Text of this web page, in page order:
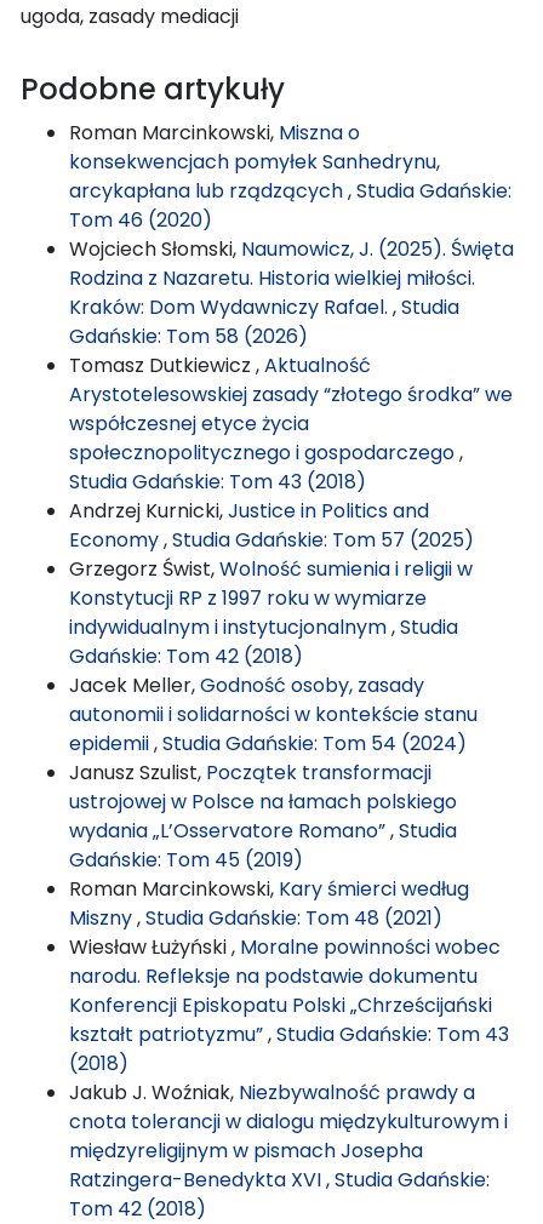
ugoda, zasady mediacji
Podobne artykuły
Roman Marcinkowski, Miszna o
konsekwencjach pomyłek Sanhedrynu,
arcykapłana lub rządzących,Studia Gdańskie:
Tom 46 (2020)
Wojciech Słomski, Naumowicz, J. (2025). Święta
Rodzina z Nazaretu. Historia wielkiej miłości.
Kraków: Dom Wydawniczy Rafael. ,Studia
Gdańskie: Tom 58 (2026)
Tomasz Dutkiewicz ,Aktualność
Arystotelesowskiej zasady “złotego środka” we
współczesnej etyce życia
społecznopolitycznego i gospodarczego,
Studia Gdańskie: Tom 43 (2018)
Andrzej Kurnicki,Justice in Politics and
Economy,Studia Gdańskie: Tom 57 (2025)
Grzegorz Świst,Wolność sumienia i religii w
Konstytucji RP z 1997 roku w wymiarze
indywidualnym i instytucjonalnym,Studia
Gdańskie: Tom 42 (2018)
Jacek Meller,Godność osoby, zasady
autonomii i solidarności w kontekście stanu
epidemii,Studia Gdańskie: Tom 54 (2024)
Janusz Szulist, Początek transformacji
ustrojowej w Polsce na łamach polskiego
wydania „L’Osservatore Romano”,Studia
Gdańskie: Tom 45 (2019)
Roman Marcinkowski, Kary śmierci według
Miszny,Studia Gdańskie: Tom 48 (2021)
Wiesław Łużyński , Moralne powinności wobec
narodu. Refleksje na podstawie dokumentu
Konferencji Episkopatu Polski „Chrześcijański
kształt patriotyzmu”,Studia Gdańskie: Tom 43
(2018)
Jakub J. Woźniak, Niezbywalność prawdy a
cnota tolerancji w dialogu międzykulturowym i
międzyreligijnym w pismach Josepha
Ratzingera-Benedykta XVI,Studia Gdańskie:
Tom 42 (2018)